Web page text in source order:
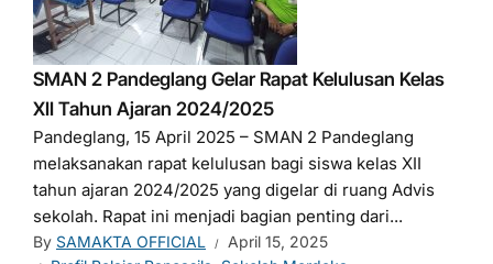
SMAN 2 Pandeglang Gelar Rapat Kelulusan Kelas
XII Tahun Ajaran 2024/2025
Pandeglang, 15 April 2025 – SMAN 2 Pandeglang
melaksanakan rapat kelulusan bagi siswa kelas XII
tahun ajaran 2024/2025 yang digelar di ruang Advis
sekolah. Rapat ini menjadi bagian penting dari...
By SAMAKTA OFFICIAL
April 15, 2025